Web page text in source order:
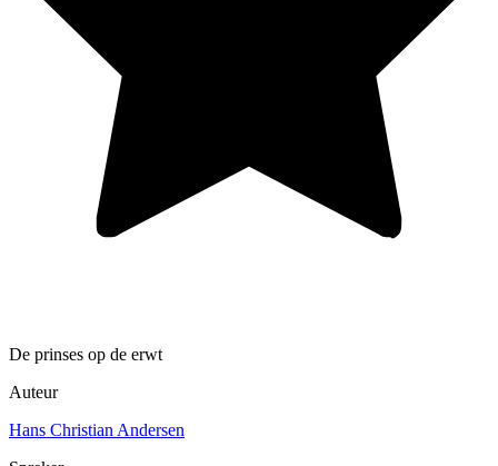
De prinses op de erwt
Auteur
Hans Christian Andersen